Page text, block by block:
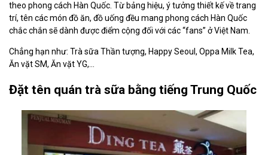
theo phong cách Hàn Quốc. Từ bảng hiệu, ý tưởng thiết kế về trang
trí, tên các món đồ ăn, đồ uống đều mang phong cách Hàn Quốc
chắc chắn sẽ dành được điểm cộng đối với các “fans” ở Việt Nam.
Chẳng hạn như: Trà sữa Thần tượng, Happy Seoul, Oppa Milk Tea,
Ăn vặt SM, Ăn vặt YG,...
Đặt tên quán trà sữa bằng tiếng Trung Quốc